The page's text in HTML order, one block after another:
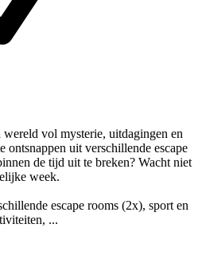
vol mysterie, uitdagingen en
uit verschillende escape
de tijd uit te breken? Wacht niet
week.
escape rooms (2x), sport en
...